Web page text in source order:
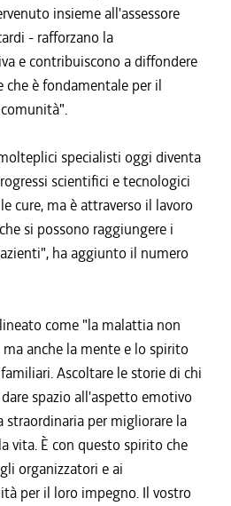
insieme all'assessore
- rafforzano la
e contribuiscono a diffondere
che è fondamentale per il
specialisti oggi diventa
scientifici e tecnologici
cure, ma è attraverso il lavoro
si possono raggiungere i
ha aggiunto il numero
come "la malattia non
anche la mente e lo spirito
Ascoltare le storie di chi
spazio all'aspetto emotivo
straordinaria per migliorare la
vita. È con questo spirito che
organizzatori e ai
per il loro impegno. Il vostro